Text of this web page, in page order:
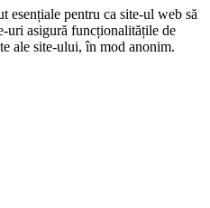
esențiale pentru ca site-ul web să
uri asigură funcționalitățile de
ale site-ului, în mod anonim.